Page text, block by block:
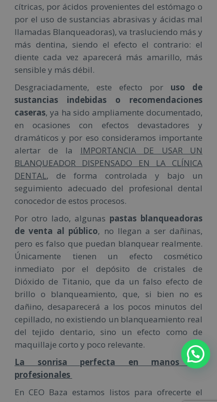
cítricas, por ácidos provenientes del estómago o
por el uso de sustancias abrasivas y ácidas mal
llamadas Blanqueadoras), va trasluciendo más y
más dentina, siendo el efecto el contrario: el
diente cada vez aparecerá más amarillo, más
sensible y más débil.
Desgraciadamente, este efecto por uso de
sustancias indebidas o recomendaciones
caseras, ya ha sido ampliamente documentado,
en ocasiones con efectos devastadores y
dramáticos y por eso consideramos importante
alertar de la IMPORTANCIA DE USAR UN
BLANQUEADOR DISPENSADO EN LA CLÍNICA
DENTAL, de forma controlada y bajo un
seguimiento adecuado del profesional dental
conocedor de estos procesos.
Por otro lado, algunas pastas blanqueadoras
de venta al público, no llegan a ser dañinas,
pero es falso que puedan blanquear realmente.
Únicamente tienen un efecto cosmético
inmediato por el depósito de cristales de
Dióxido de Titanio, que da un falso efecto de
brillo o blanqueamiento, que, si bien no es
dañino, desaparecerá a los pocos minutos del
cepillado, no existiendo un blanqueamiento real
del tejido dentario, sino un efecto como de
maquillaje corto y poco relevante.
La sonrisa perfecta en manos de
profesionales
En CEO Baza estamos listos para ofrecerte el